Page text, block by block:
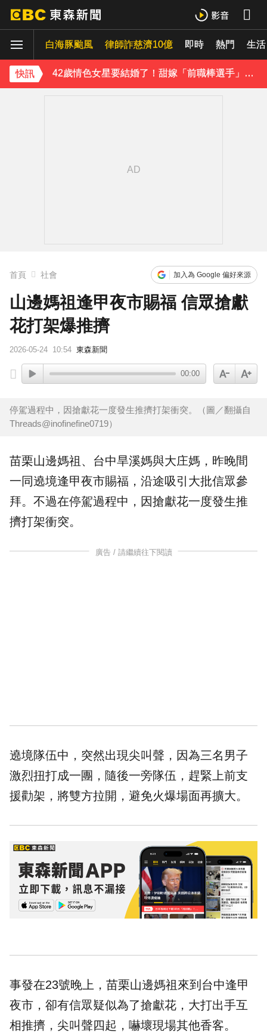
白海豚颱風 律師詐慈濟10億 即時 熱門 生活
快訊
下載東森App，隨時掌握天下大小事！
42歲情色女星要結婚了！甜嫁「前職棒選手」浪漫告白：迅速奪走我的心
首頁 社會 加入為 Google 偏好來源
山邊媽祖逢甲夜市賜福 信眾搶獻
花打架爆推擠
2026-05-24 10:54 東森新聞
00:00
停駕過程中，因搶獻花一度發生推擠打架衝突。（圖／翻攝自
Threads@inofinefine0719）
苗栗山邊媽祖 、台中旱溪媽與大庄媽，昨晚間
一同遶境逢甲夜市賜福，沿途吸引大批信眾參
拜。不過在停駕過程中，因搶獻花一度發生推
擠打架衝突。
廣告 / 請繼續往下閱讀
遶境隊伍中，突然出現尖叫聲，因為三名男子
激烈扭打成一團，隨後一旁隊伍，趕緊上前支
援勸架，將雙方拉開，避免火爆場面再擴大。
事發在23號晚上，苗栗山邊媽祖來到台中逢甲
夜市，卻有信眾疑似為了搶獻花，大打出手互
相推擠，尖叫聲四起，嚇壞現場其他香客。